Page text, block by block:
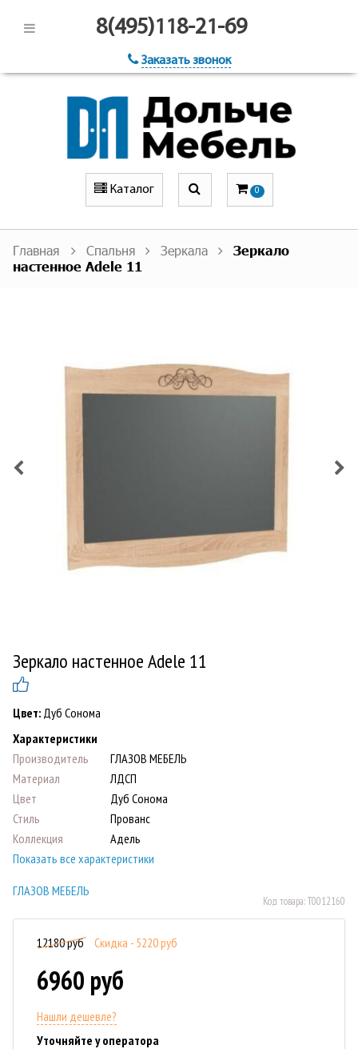
8(495)118-21-69
Заказать звонок
Каталог 0
Главная Спальня Зеркала
Зеркало
настенное Adele 11
Зеркало настенное Adele 11
Цвет: Дуб Сонома
Характеристики
Производитель
ГЛАЗОВ МЕБЕЛЬ
Материал
ЛДСП
Цвет
Дуб Сонома
Стиль
Прованс
Коллекция
Адель
Показать все характеристики
ГЛАЗОВ МЕБЕЛЬ
Код товара:Т0012160
12180 руб Скидка - 5220 руб
6960 руб
Нашли дешевле?
Уточняйте у оператора